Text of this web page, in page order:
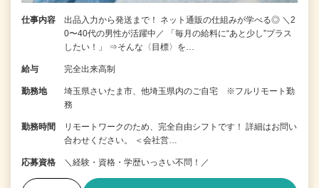
仕事内容
出品入力から発送まで！ ネット通販の仕組みが学べる◎ ＼2
0〜40代の男性が活躍中／ 「毎月の給料に“あと少し”プラス
したい！」 ⇒そんな〈目標〉を…
給与 完全出来高制
勤務地
埼玉県さいたま市、他埼玉県内のご自宅 ※フルリモート勤
務
勤務時間
リモートワークのため、完全自由シフトです！ 詳細はお問い
合わせください。 ＜会社営…
応募資格 ＼経験・資格・学歴いっさい不問！／